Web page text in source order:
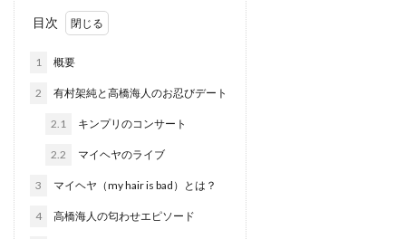
目次
1 概要
2 有村架純と高橋海人のお忍びデート
2.1 キンプリのコンサート
2.2 マイヘヤのライブ
3 マイヘヤ（my hair is bad）とは？
4 高橋海人の匂わせエピソード